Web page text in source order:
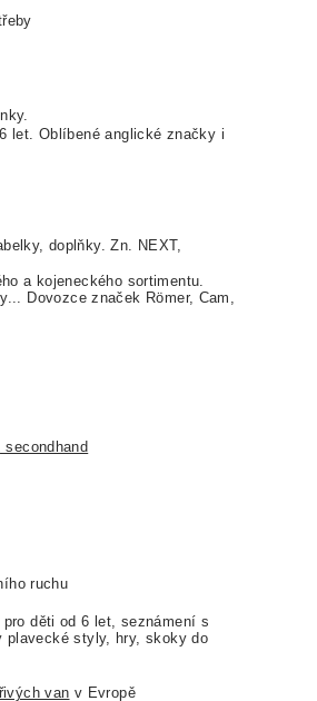
let. Oblíbené anglické značky i
doplňky. Zn. NEXT,
a kojeneckého sortimentu.
Dovozce značek Römer, Cam,
ruchu
děti od 6 let, seznámení s
plavecké styly, hry, skoky do
van v Evropě